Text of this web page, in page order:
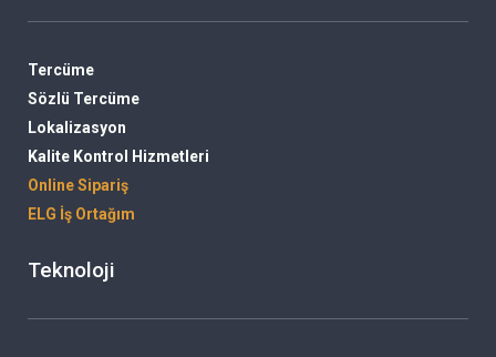
Tercüme
Sözlü Tercüme
Lokalizasyon
Kalite Kontrol Hizmetleri
Online Sipariş
ELG İş Ortağım
Teknoloji